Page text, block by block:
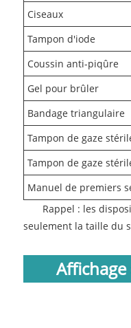
Ciseaux
Tampon d'iode
Coussin anti-piqûre
Gel pour brûler
Bandage triangulaire
Tampon de gaze
Tampon de gaze
Manuel de premiers
Rappel : les
seulement la taille du